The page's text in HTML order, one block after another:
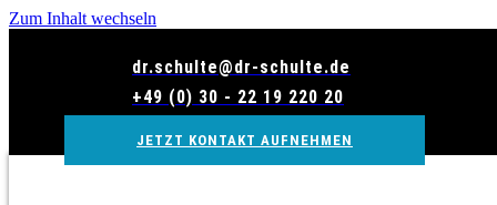
Zum Inhalt wechseln
dr.schulte@dr-schulte.de
+49 (0) 30 - 22 19 220 20
JETZT KONTAKT AUFNEHMEN